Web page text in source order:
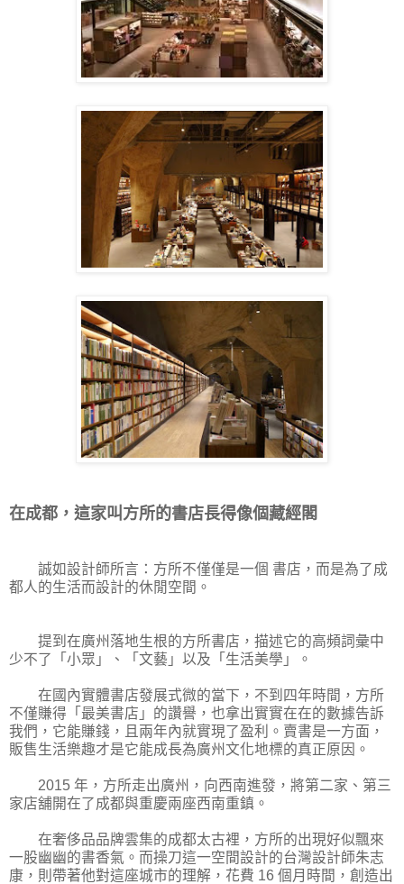
在成都，這家叫方所的書店長得像個藏經閣
誠如設計師所言：方所不僅僅是一個 書店，而是為了成
都人的生活而設計的休閒空間。
提到在廣州落地生根的方所書店，描述它的高頻詞彙中
少不了「小眾」、「文藝」以及「生活美學」。
在國內實體書店發展式微的當下，不到四年時間，方所
不僅賺得「最美書店」的讚譽，也拿出實實在在的數據告訴
我們，它能賺錢，且兩年內就實現了盈利。賣書是一方面，
販售生活樂趣才是它能成長為廣州文化地標的真正原因。
2015 年，方所走出廣州，向西南進發，將第二家、第三
家店舖開在了成都與重慶兩座西南重鎮。
在奢侈品品牌雲集的成都太古裡，方所的出現好似飄來
一股幽幽的書香氣。而操刀這一空間設計的台灣設計師朱志
康，則帶著他對這座城市的理解，花費 16 個月時間，創造出